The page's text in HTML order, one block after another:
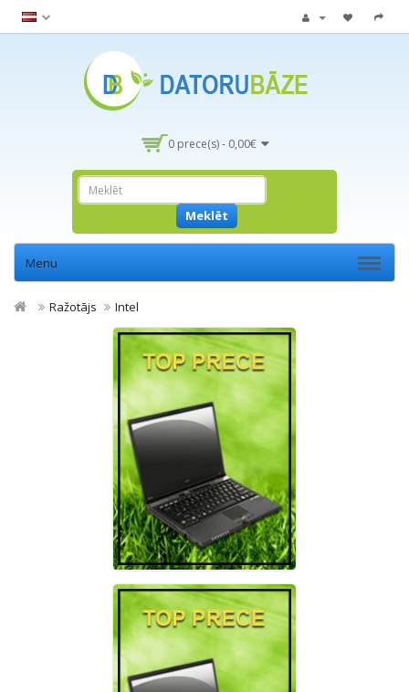
0 prece(s) - 0,00€
Meklēt
Menu
Ražotājs Intel